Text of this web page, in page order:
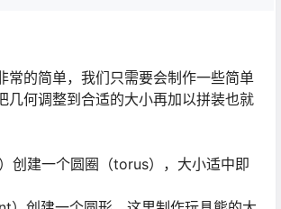
常的简单，我们只需要会制作一些简单
几何调整到合适的大小再加以拼装也就
创建一个圆圈（torus），大小适中即